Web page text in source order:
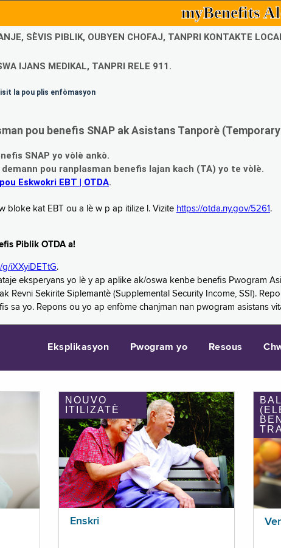
myBenefits
SÈVIS PIBLIK, OUBYEN CHOFAJ, TANPRI KONTAKTE
IJANS MEDIKAL, TANPRI RELE 911.
isit la pou plis enfòmasyon
pou benefis SNAP ak Asistans Tanporè
SNAP yo vòlè ankò.
pou ranplasman benefis lajan kach (TA) yo te vòlè.
Eskwokri EBT | OTDA.
bloke kat EBT ou a lè w p ap itilize l. Vizite https://otda.ny.gov/5261 .
Piblik OTDA a!
iXXyiDETtG.
eksperyans yo lè y ap aplike ak/oswa kenbe benefis Pwogram
Revni Sekirite Siplemantè (Supplemental Security Income, SSI).
sa yo. Repons ou yo ap enfòme chanjman nan pwogram asistans
Eksplikasyon Pwogram yo Resous
NOUVO
ITILIZATÈ
Enskri